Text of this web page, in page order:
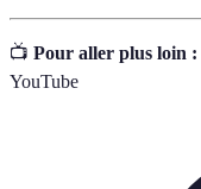
📺 Pour aller plus loin :
YouTube